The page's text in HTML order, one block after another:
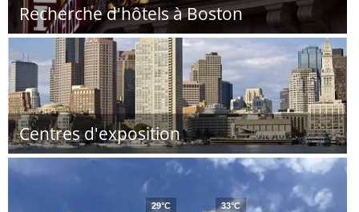
Recherche d'hôtels à Boston
Centres d'exposition
29°C
33°C